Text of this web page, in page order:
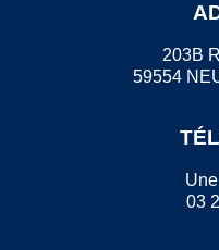
203B
59554
03